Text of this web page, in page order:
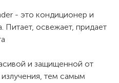
- это кондиционер и
Питает, освежает, придает
и защищенной от
излучения, тем самым